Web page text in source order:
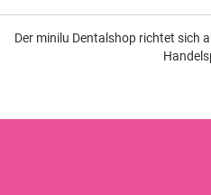
Der minilu Dentalshop richtet sich